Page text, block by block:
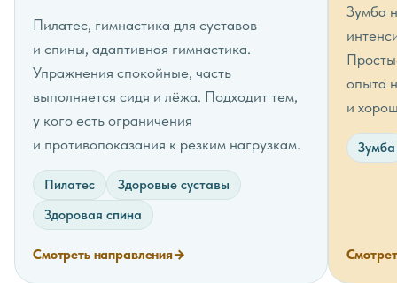
Пилатес, гимнастика для суставов
и спины, адаптивная гимнастика.
Упражнения спокойные, часть
выполняется сидя и лёжа. Подходит тем,
у кого есть ограничения
и противопоказания к резким нагрузкам.
Пилатес
Здоровые суставы
Здоровая спина
Смотреть направления→
Зумба
опыта
и
Зумба